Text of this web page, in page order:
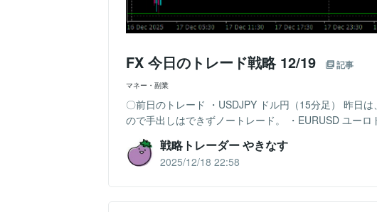
FX 今日のトレード戦略 12/19 記事
マネー・副業
〇前日のトレード ・USDJPY ドル円（15分足） 昨日
ので手出しはできずノートレード。 ・EURUSD ユー
戦略トレーダー やきなす
2025/12/18 22:58